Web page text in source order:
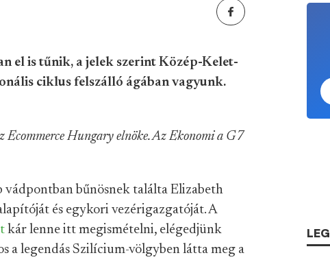
el is tűnik, a jelek szerint Közép-Kelet-
ciklus felszálló ágában vagyunk.
Ecommerce Hungary elnöke. Az Ekonomi a G7
bűnösnek találta Elizabeth
és egykori vezérigazgatóját. A
kár lenne itt megismételni, elégedjünk
a legendás Szilícium-völgyben látta meg a